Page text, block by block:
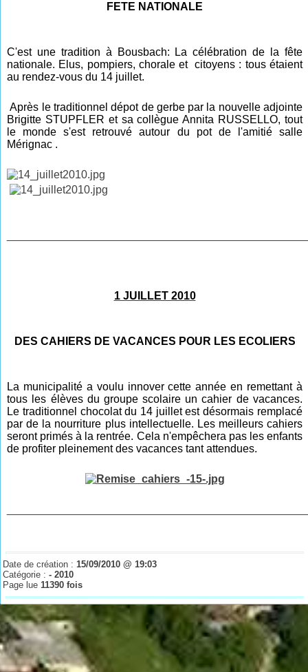
FETE NATIONALE
C'est une tradition à Bousbach: La célébration de la fête
nationale. Elus, pompiers, chorale et citoyens : tous étaient
au rendez-vous du 14 juillet.
Après le traditionnel dépot de gerbe par la nouvelle adjointe
Brigitte STUPFLER et sa collègue Annita RUSSELLO, tout
le monde s'est retrouvé autour du pot de l'amitié salle
Mérignac .
1 JUILLET 2010
DES CAHIERS DE VACANCES POUR LES ECOLIERS
La municipalité a voulu innover cette année en remettant à
tous les élèves du groupe scolaire un cahier de vacances.
Le traditionnel chocolat du 14 juillet est désormais remplacé
par de la nourriture plus intellectuelle. Les meilleurs cahiers
seront primés à la rentrée. Cela n'empêchera pas les enfants
de profiter pleinement des vacances tant attendues.
Date de création :15/09/2010 @ 19:03
Catégorie :- 2010
Page lue11390 fois